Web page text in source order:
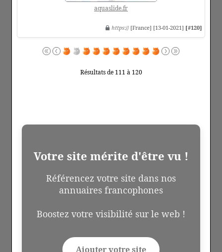
aquaslide.fr
https:// [France] [13-01-2021] [#120]
Résultats de 111 à 120
Votre site mérite d'être vu !
Référencez votre site dans nos
annuaires francophones
Boostez votre visibilité sur le web !
Ajouter votre site